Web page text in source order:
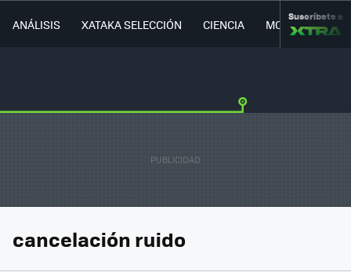
ANÁLISIS XATAKA SELECCIÓN CIENCIA MOVILIDAD
Suscríbete a
cancelación ruido